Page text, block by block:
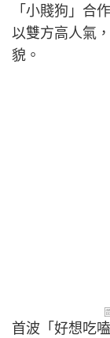
「小賤狗」合
以雙方高人氣
貌。
首波「好想吃